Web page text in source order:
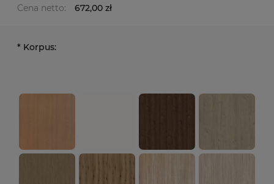
Cena netto: 672,00 zł
* Korpus: